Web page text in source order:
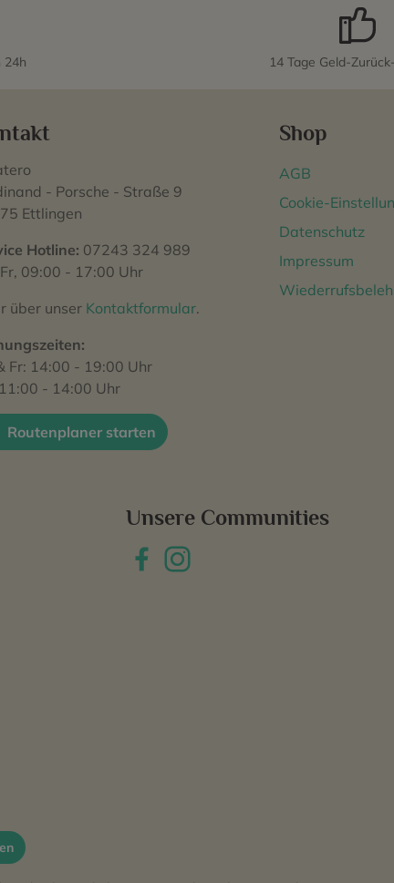
24h 14 Tage Geld-
Shop
AGB
Cookie-
Datenschutz
Impressum
Unsere Communities
- Porsche - Straße 9
Ettlingen
Hotline: 07243 324 989
09:00 - 17:00 Uhr
über unser Kontaktformular.
Fr: 14:00 - 19:00 Uhr
- 14:00 Uhr
Routenplaner starten